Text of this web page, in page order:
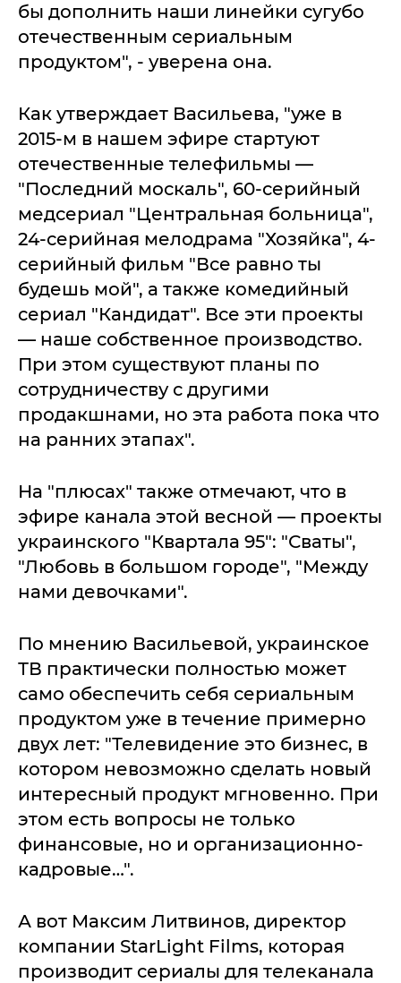
бы дополнить наши линейки сугубо
отечественным сериальным
продуктом", - уверена она.
Как утверждает Васильева, "уже в
2015-м в нашем эфире стартуют
отечественные телефильмы —
"Последний москаль", 60-серийный
медсериал "Центральная больница",
24-серийная мелодрама "Хозяйка", 4-
серийный фильм "Все равно ты
будешь мой", а также комедийный
сериал "Кандидат". Все эти проекты
— наше собственное производство.
При этом существуют планы по
сотрудничеству с другими
продакшнами, но эта работа пока что
на ранних этапах".
На "плюсах" также отмечают, что в
эфире канала этой весной — проекты
украинского "Квартала 95": "Сваты",
"Любовь в большом городе", "Между
нами девочками".
По мнению Васильевой, украинское
ТВ практически полностью может
само обеспечить себя сериальным
продуктом уже в течение примерно
двух лет: "Телевидение это бизнес, в
котором невозможно сделать новый
интересный продукт мгновенно. При
этом есть вопросы не только
финансовые, но и организационно-
кадровые…".
А вот Максим Литвинов, директор
компании StarLight Films, которая
производит сериалы для телеканала